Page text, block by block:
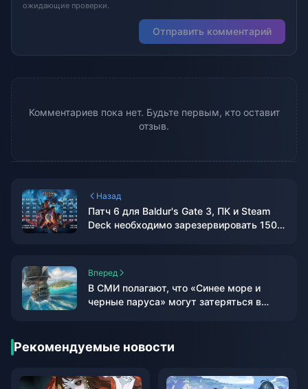
ожидающие проверки.
Отправить комментарий
Комментариев пока нет. Будьте первым, кто оставит
отзыв.
Назад
Патч 6 для Baldur's Gate 3, ПК и Steam
Deck необходимо зарезервировать 150
Вперед
В СМИ полагают, что «Синее море и
черные паруса» могут затеряться в
Рекомендуемые новости